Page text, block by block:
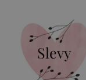
Slevy